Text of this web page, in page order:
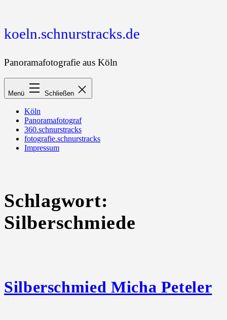
koeln.schnurstracks.de
Panoramafotografie aus Köln
Menü Schließen
Köln
Panoramafotograf
360.schnurstracks
fotografie.schnurstracks
Impressum
Schlagwort:
Silberschmiede
Silberschmied Micha Peteler